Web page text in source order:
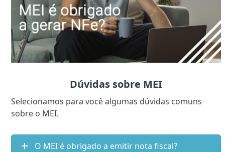
Dúvidas sobre MEI
Selecionamos para você algumas dúvidas comuns
sobre o MEI.
O MEI é obrigado a emitir nota fiscal?